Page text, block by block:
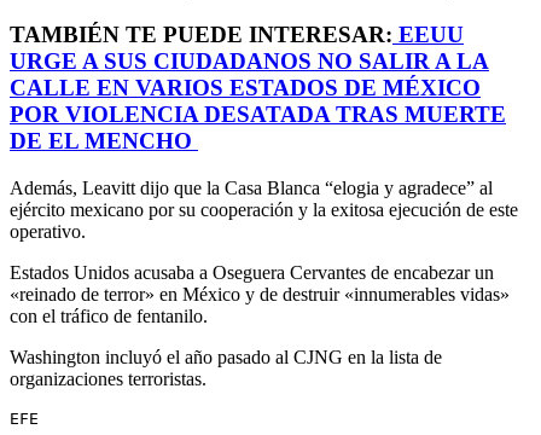
TAMBIÉN TE PUEDE INTERESAR: EEUU
URGE A SUS CIUDADANOS NO SALIR A LA
CALLE EN VARIOS ESTADOS DE MÉXICO
POR VIOLENCIA DESATADA TRAS MUERTE
DE EL MENCHO
Además, Leavitt dijo que la Casa Blanca “elogia y agradece” al
ejército mexicano por su cooperación y la exitosa ejecución de este
operativo.
Estados Unidos acusaba a Oseguera Cervantes de encabezar un
«reinado de terror» en México y de destruir «innumerables vidas»
con el tráfico de fentanilo.
Washington incluyó el año pasado al CJNG en la lista de
organizaciones terroristas.
EFE